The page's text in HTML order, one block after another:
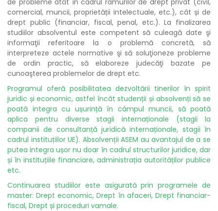
comercial, muncii, proprietății intelectuale, etc.), cât și de
drept public (financiar, fiscal, penal, etc.). La finalizarea
studiilor absolventul este competent să culeagă date şi
informaţii referitoare la o problemă concretă, să
interpreteze actele normative şi să soluţioneze probleme
de ordin practic, să elaboreze judecăţi bazate pe
cunoaşterea problemelor de drept etc.
Programul oferă posibilitatea dezvoltării tinerilor în spirit
juridic și economic, astfel încât studenții și absolvenți să se
poată integra cu ușurință în câmpul muncii, să poată
aplica pentru diverse stagii internaționale (stagii la
companii de consultanță juridică internaționale, stagii în
cadrul instituțiilor UE). Absolvenții ASEM au avantajul de a se
putea integra ușor nu doar în cadrul structurilor juridice, dar
și în instituțiile financiare, administrația autorităților publice
etc.
Continuarea studiilor este asigurată prin programele de
master: Drept economic, Drept în afaceri, Drept financiar-
fiscal, Drept și proceduri vamale.